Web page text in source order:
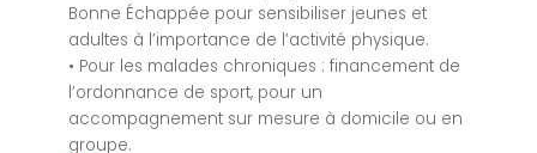
Bonne Échappée pour sensibiliser jeunes et
adultes à l’importance de l’activité physique.
• Pour les malades chroniques : financement de
l’ordonnance de sport, pour un
accompagnement sur mesure à domicile ou en
groupe.